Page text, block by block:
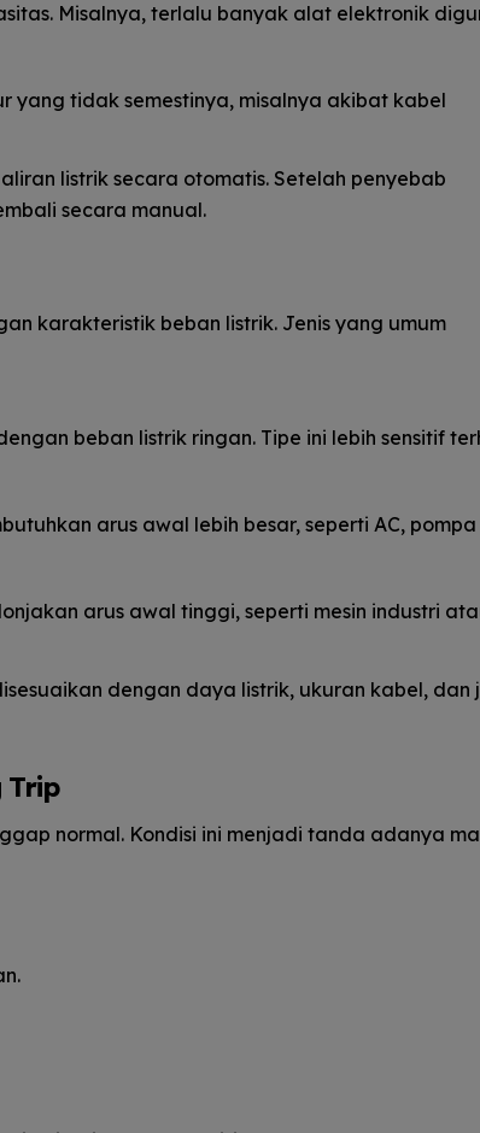
Misalnya, terlalu banyak alat elektronik
yang tidak semestinya, misalnya akibat kabel
listrik secara otomatis. Setelah penyebab
secara manual.
karakteristik beban listrik. Jenis yang umum
beban listrik ringan. Tipe ini lebih sensitif
arus awal lebih besar, seperti AC, pompa
arus awal tinggi, seperti mesin industri
dengan daya listrik, ukuran kabel, dan
Trip
normal. Kondisi ini menjadi tanda adanya